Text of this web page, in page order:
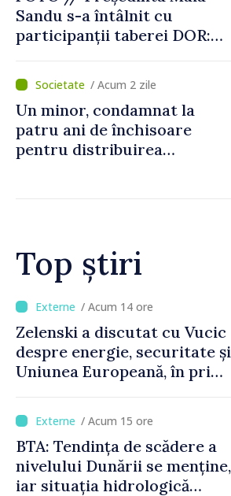
Sandu s-a întâlnit cu
participanții taberei DOR:
noastră rămâne puternică”
/ Acum 2 zile
Un minor, condamnat la
patru ani de închisoare
pentru distribuirea
Top știri
/ Acum 10 ore
Bulgaria: Ambasadoarea
Ucrainei, convocată la
Ministerul de Externe în
/ Acum 15 ore
BTA: Tendința de scădere a
nivelului Dunării se menține,
iar situația hidrologică